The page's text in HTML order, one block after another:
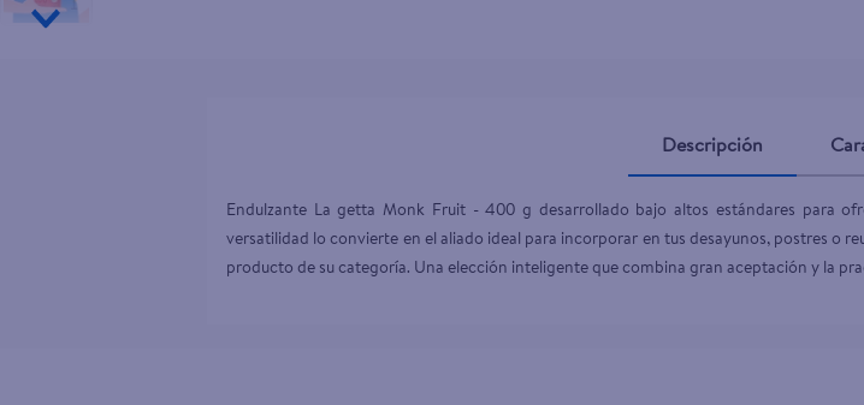
Descripción
Endulzante La getta Monk Fruit - 400 g desarrollado bajo altos estándares para
versatilidad lo convierte en el aliado ideal para incorporar en tus desayunos, postres o
producto de su categoría. Una elección inteligente que combina gran aceptación y la